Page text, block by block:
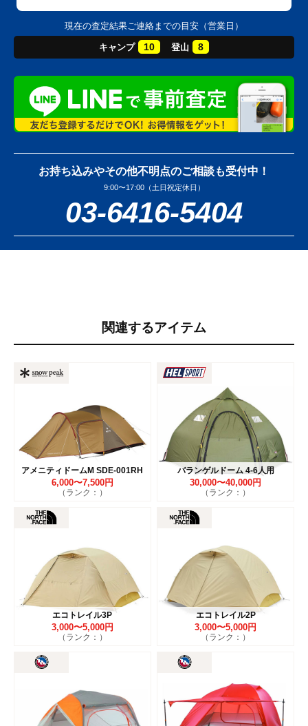
現在の査定結果ご連絡までの目安（営業日）
キャンプ 10 登山 8
お持ち込みやその他不明点のご相談も受付中！
9:00〜17:00（土日祝定休日）
03-6416-5404
関連するアイテム
アメニティドームM SDE-001RH
6,000〜7,500円
（ランク：）
バランゲルドーム 4-6人用
30,000〜40,000円
（ランク：）
エコトレイル3P
3,000〜5,000円
（ランク：）
エコトレイル2P
3,000〜5,000円
（ランク：）